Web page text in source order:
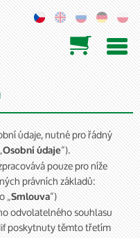

údaje, nutné pro řádný
Osobní údaje“).
pouze pro níže
právních základů:
„Smlouva“)
odvolatelného souhlasu
poskytnuty těmto třetím